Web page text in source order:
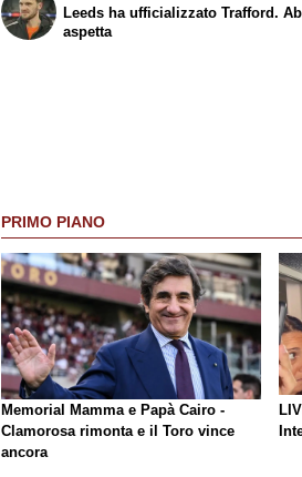
Leeds ha ufficializzato Trafford.
aspetta
PRIMO PIANO
Memorial Mamma e Papà Cairo -
Clamorosa rimonta e il Toro vince
ancora